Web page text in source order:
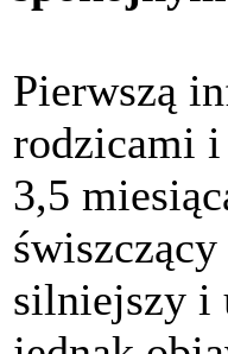
Pierwszą
rodzicami i
3,5
silniejszy i